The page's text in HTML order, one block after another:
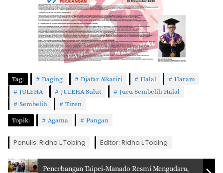
Tag: Daging Djafar Alkatiri Halal
Haram
JULEHA
JULEHA Sulut
Juru Sembelih Halal
Sembelih
Tiren
Topik: Agama Pangan
Penulis: Ridho L Tobing Editor: Ridho L Tobing
Penerbangan Taipei-Manado Resmi Mengudara,